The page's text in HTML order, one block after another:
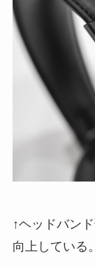
↑ヘッドバン
向上している。